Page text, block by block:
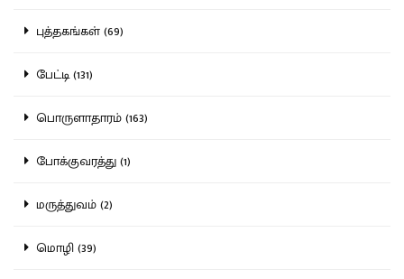
புத்தகங்கள் (69)
பேட்டி (131)
பொருளாதாரம் (163)
போக்குவரத்து (1)
மருத்துவம் (2)
மொழி (39)